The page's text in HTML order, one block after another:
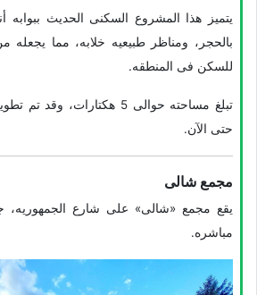
یتمیز هذا المشروع السکنی الحدیث ببوابه
بالحجر، ومناظر طبیعیه خلابه، مما یجعله
للسکن فی المنطقه.
حتى الآن.
مجمع شالی
یقع مجمع «شالی» على شارع الجمهوریه،
مباشره.